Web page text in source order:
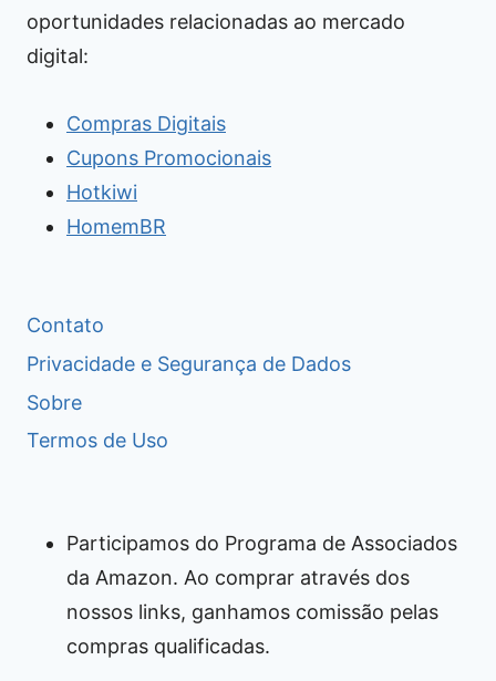
oportunidades relacionadas ao mercado
digital:
Compras Digitais
Cupons Promocionais
Hotkiwi
HomemBR
Contato
Privacidade e Segurança de Dados
Sobre
Termos de Uso
Participamos do Programa de Associados
da Amazon. Ao comprar através dos
nossos links, ganhamos comissão pelas
compras qualificadas.